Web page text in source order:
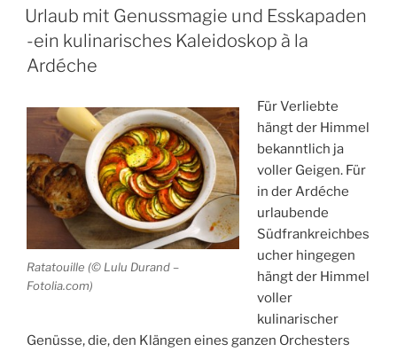
–
das
der
und
Lichts“
AM
Urlaub mit Genussmagie und Esskapaden
-ein kulinarisches Kaleidoskop à la
Ardéche
Ratatouille (© Lulu Durand –
Fotolia.com)
Für Verliebte
hängt der Himmel
bekanntlich ja
voller Geigen. Für
in der Ardéche
urlaubende
Südfrankreichbes
ucher hingegen
hängt der Himmel
voller
kulinarischer
Genüsse, die, den Klängen eines ganzen Orchesters